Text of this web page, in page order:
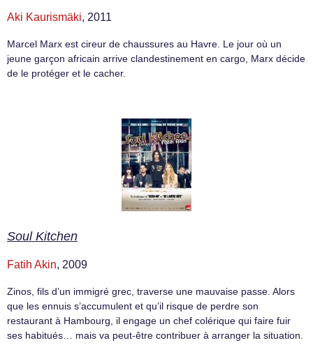
Aki Kaurismäki, 2011
Marcel Marx est cireur de chaussures au Havre. Le jour où un
jeune garçon africain arrive clandestinement en cargo, Marx décide
de le protéger et le cacher.
Soul Kitchen
Fatih Akin, 2009
Zinos, fils d’un immigré grec, traverse une mauvaise passe. Alors
que les ennuis s’accumulent et qu’il risque de perdre son
restaurant à Hambourg, il engage un chef colérique qui faire fuir
ses habitués… mais va peut-être contribuer à arranger la situation.